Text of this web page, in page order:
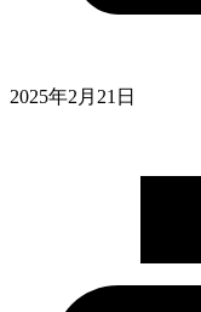
2025年2月21日